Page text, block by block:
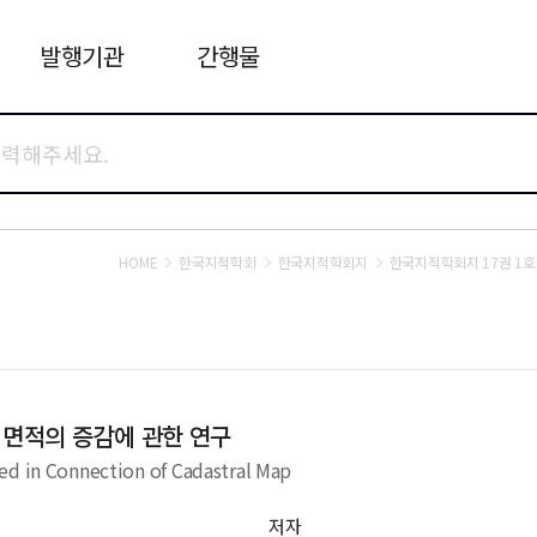
발행기관 간행물
HOME 한국지적학회 한국지적학회지 한국지적학회지 17권 1호
적의 증감에 관한 연구
in Connection of Cadastral Map
저자